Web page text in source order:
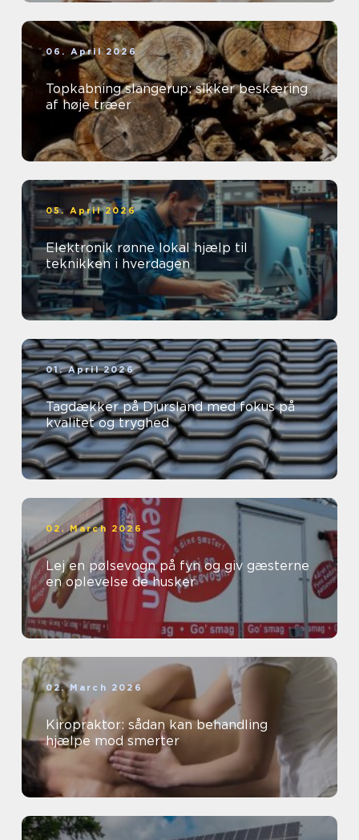
06. April 2026
Topkabning slangerup: sikker beskæring
af høje træer
05. April 2026
Elektronik rønne lokal hjælp til
teknikken i hverdagen
01. April 2026
Tagdækker på Djursland med fokus på
kvalitet og tryghed
02. March 2026
Lej en pølsevogn på fyn og giv gæsterne
en oplevelse de husker
02. March 2026
Kiropraktor: sådan kan behandling
hjælpe mod smerter